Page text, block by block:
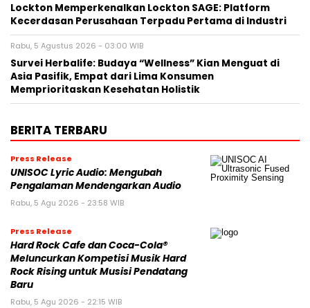
Lockton Memperkenalkan Lockton SAGE: Platform
Kecerdasan Perusahaan Terpadu Pertama di Industri
Rabu, 5 Agustus 2026 - 03:00 WIB
Survei Herbalife: Budaya “Wellness” Kian Menguat di
Asia Pasifik, Empat dari Lima Konsumen
Memprioritaskan Kesehatan Holistik
BERITA TERBARU
Press Release
UNISOC Lyric Audio: Mengubah
Pengalaman Mendengarkan Audio
Rabu, 5 Agu 2026 - 23:58 WIB
Press Release
Hard Rock Cafe dan Coca-Cola®
Meluncurkan Kompetisi Musik Hard
Rock Rising untuk Musisi Pendatang
Baru
Rabu, 5 Agu 2026 - 22:15 WIB